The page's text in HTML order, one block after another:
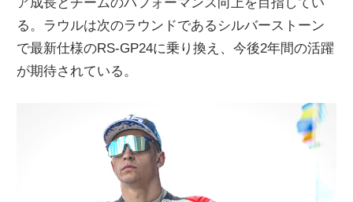
ア成長とチームのパフォーマンス向上を目指してい
る。ラウルは次のラウンドであるシルバーストーン
で最新仕様のRS-GP24に乗り換え、今後2年間の活躍
が期待されている。